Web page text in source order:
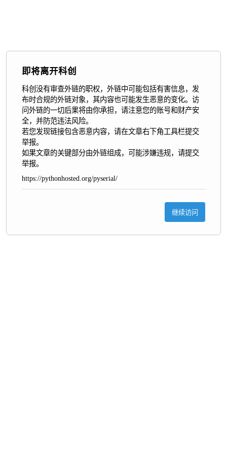
即将离开科创
科创没有审查外链的职权，外链中可能包括有害信息，发
布时合规的外链对象，其内容也可能发生恶意的变化。访
问外链的一切后果将由你承担，请注意您的账号和财产安
全，并防范违法风险。
若您发现链接包含恶意内容，请在文章右下角工具栏提交
举报。
如果文章的关键部分由外链组成，可能涉嫌违规，请提交
举报。
https://pythonhosted.org/pyserial/
继续访问